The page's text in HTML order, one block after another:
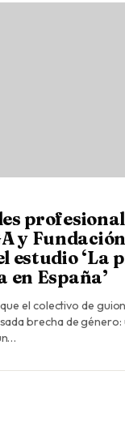
y
estudio ‘La
en España’
el colectivo de
brecha de género: